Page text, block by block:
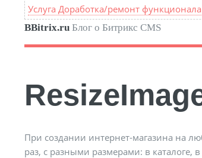
Услуга Доработка/ремонт функционала
BBitrix.ru Блог о Битрикс CMS
При создании интернет-магазина на
раз, с разными размерами: в каталоге,